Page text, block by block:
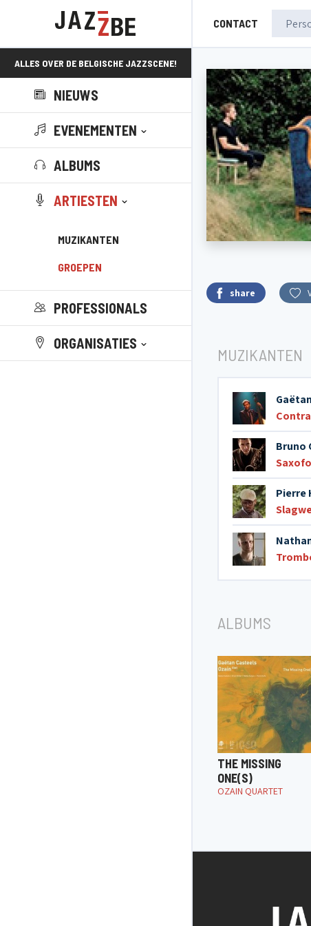
CONTACT
ALLES OVER DE BELGISCHE JAZZSCENE!
NIEUWS
EVENEMENTEN
ALBUMS
ARTIESTEN
MUZIKANTEN
GROEPEN
PROFESSIONALS
ORGANISATIES
share
MUZIKANTEN
Bruno
Pierre
ALBUMS
THE MISSING
ONE(S)
OZAIN QUARTET